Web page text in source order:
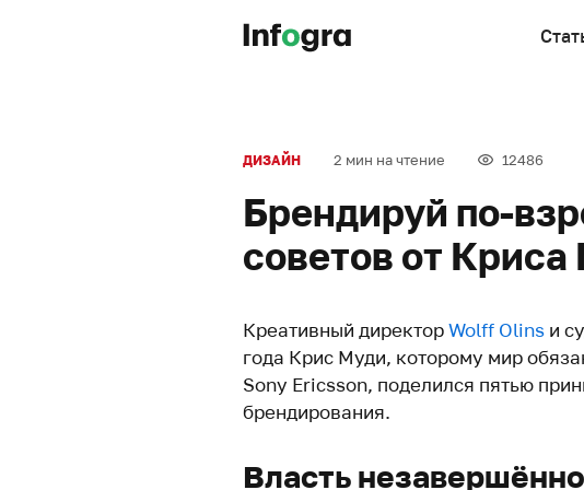
ДИЗАЙН 2 мин на чтение 12486
Брендируй по-
советов от Криса
Креативный директорWolff Olins и
года Крис Муди, которому мир
Sony Ericsson, поделился пятью
брендирования.
Власть